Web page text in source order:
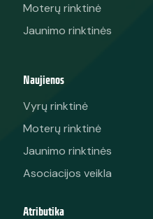
Moterų rinktinė
Jaunimo rinktinės
Naujienos
Vyrų rinktinė
Moterų rinktinė
Jaunimo rinktinės
Asociacijos veikla
Atributika